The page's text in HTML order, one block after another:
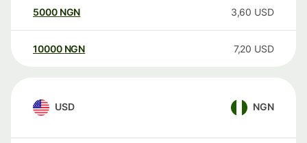
5000 NGN 3,60 USD
10000 NGN 7,20 USD
USD NGN